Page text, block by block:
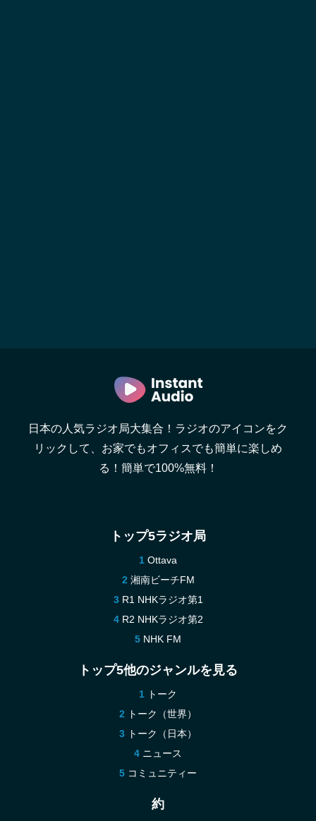
日本の人気ラジオ局大集合！ラジオのアイコンをク
リックして、お家でもオフィスでも簡単に楽しめ
る！簡単で100%無料！
トップ5ラジオ局
Ottava
湘南ビーチFM
R1 NHKラジオ第1
R2 NHKラジオ第2
NHK FM
トップ5他のジャンルを見る
トーク
トーク（世界）
トーク（日本）
ニュース
コミュニティー
約